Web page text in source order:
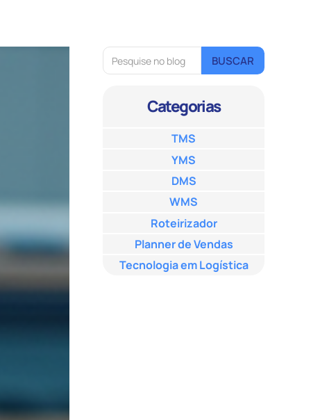
Categorias
TMS
YMS
DMS
WMS
Roteirizador
Planner de Vendas
Tecnologia em Logística